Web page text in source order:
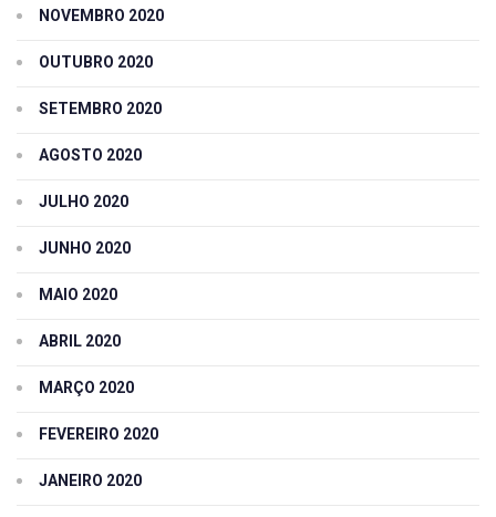
NOVEMBRO 2020
OUTUBRO 2020
SETEMBRO 2020
AGOSTO 2020
JULHO 2020
JUNHO 2020
MAIO 2020
ABRIL 2020
MARÇO 2020
FEVEREIRO 2020
JANEIRO 2020